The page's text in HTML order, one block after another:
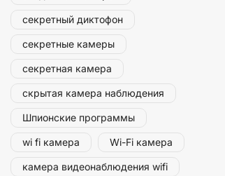
секретный диктофон
секретные камеры
секретная камера
скрытая камера наблюдения
Шпионские программы
wi fi камера Wi-Fi камера
камера видеонаблюдения wifi